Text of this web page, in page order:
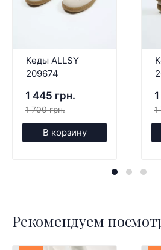
Кеды ALLSY
209674
1 445 грн.
1 700 грн.
В корзину
1
Рекомендуем